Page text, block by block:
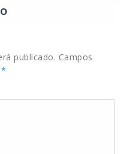
publicado. Campos
*